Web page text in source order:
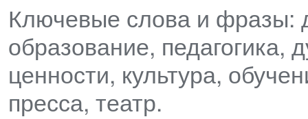
Ключевые слова и
образование, педагогика,
ценности, культура,
пресса, театр.